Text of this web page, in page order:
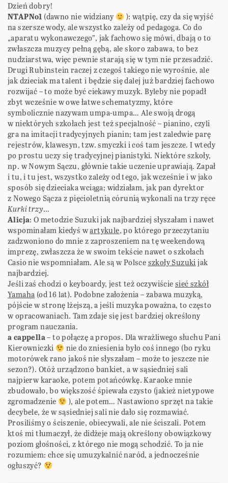
Dzień dobry!
NTAPNo1 (dawno nie widziany
): wątpię, czy da się wyjść
na szersze wody, ale wszystko zależy od pedagoga. Co do
„aparatu wykonawczego”, jak fachowo się mówi, dbają o to
zwłaszcza muzycy pełną gębą, ale skoro zabawa, to bez
nudziarstwa, więc pewnie starają się w tym nie przesadzić.
Drugi Rubinstein raczej z czegoś takiego nie wyrośnie, ale
jak dzieciak ma talent i będzie się dalej już bardziej fachowo
rozwijać – to może być ciekawy muzyk. Byleby nie popadł
zbyt wcześnie w owe łatwe schematyzmy, które
symbolicznie nazywam umpa-umpa… Ale swoją drogą
w niektórych szkołach jest też specjalność – pianino, czyli
gra na imitacji tradycyjnych pianin; tam jest zaledwie parę
rejestrów, klawesyn, tzw. smyczki i coś tam jeszcze. I wtedy
po prostu uczy się tradycyjnej pianistyki. Niektóre szkoły,
np. w Nowym Sączu, głównie takie uczenie uprawiają. Zapał
i tu, i tu jest, wszystko zależy od tego, jak wcześnie i w jako
sposób się dzieciaka wciąga; widziałam, jak pan dyrektor
z Nowego Sącza z pięcioletnią córunią wykonali na trzy ręce
Kurki trzy…
Alicja: O metodzie Suzuki jak najbardziej słyszałam i nawet
wspominałam kiedyś wartykule, po którego przeczytaniu
zadzwoniono do mnie z zaproszeniem na tę weekendową
imprezę, zwłaszcza że w swoim tekście nawet o szkołach
Casio nie wspomniałam. Ale są w Polsceszkoły Suzukijak
najbardziej.
Jeśli zaś chodzi o keyboardy, jest też oczywiściesieć szkół
Yamaha (od 16 lat). Podobne założenia – zabawa muzyką,
pójście w stronę lżejszą, a jeśli muzyka poważna, to często
w opracowaniach. Tam zdaje się jest bardziej określony
program nauczania.
a cappella– to połączę a propos. Dla wrażliwego słuchu Pani
Kierowniczki
nie do zniesienia było coś innego (bo ryku
motorówek rano jakoś nie słyszałam – może to jeszcze nie
sezon?). Otóż urządzono bankiet, a w sąsiedniej sali
najpierw karaoke, potem potańcówkę. Karaoke mnie
zbudowało, bo większość śpiewała czysto (jakież nietypowe
zgromadzenie
), ale potem… Nastawiono sprzęt na takie
decybele, że w sąsiedniej sali nie dało się rozmawiać.
Prosiliśmy o ściszenie, obiecywali, ale nie ściszali. Potem
ktoś mi tłumaczył, że didżeje mają określony obowiązkowy
poziom głośności, z którego nie mogą schodzić. To ja nie
rozumiem: chce się umuzykalnić naród, a jednocześnie
ogłuszyć?